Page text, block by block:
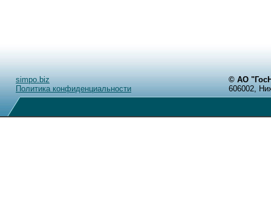
simpo.biz
Политика конфиденциальности
© АО
606002,